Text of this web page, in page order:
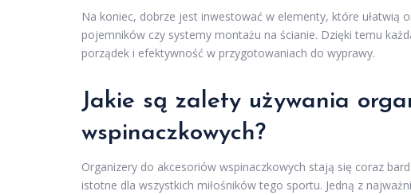
Na koniec, dobrze jest inwestować w elementy, które ułatwią
pojemników czy systemy montażu na ścianie. Dzięki temu
porządek i efektywność w przygotowaniach do wyprawy.
Jakie są zalety używania
wspinaczkowych?
Organizery do akcesoriów wspinaczkowych stają się coraz
istotne dla wszystkich miłośników tego sportu. Jedną z